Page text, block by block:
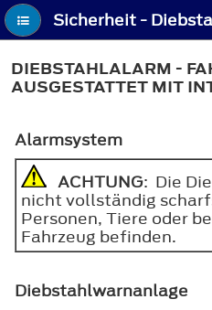
DIEBSTAHLALARM -
AUSGESTATTET MIT
Alarmsystem
ACHTUNG: Die
nicht vollständig
Personen, Tiere oder
Fahrzeug befinden.
Diebstahlwarnanlage